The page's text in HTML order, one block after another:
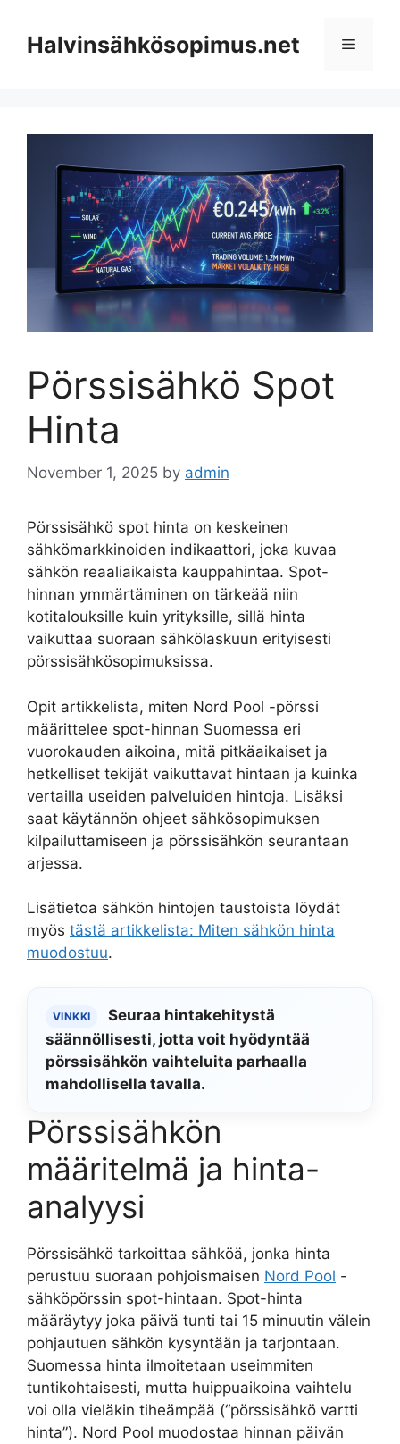
contentHalvinsähkösopimus.net Menu
Pörssisähkö Spot
Hinta
November 1, 2025 by admin
Pörssisähkö spot hinta on keskeinen
sähkömarkkinoiden indikaattori, joka kuvaa
sähkön reaaliaikaista kauppahintaa. Spot-
hinnan ymmärtäminen on tärkeää niin
kotitalouksille kuin yrityksille, sillä hinta
vaikuttaa suoraan sähkölaskuun erityisesti
pörssisähkösopimuksissa.
Opit artikkelista, miten Nord Pool -pörssi
määrittelee spot-hinnan Suomessa eri
vuorokauden aikoina, mitä pitkäaikaiset ja
hetkelliset tekijät vaikuttavat hintaan ja kuinka
vertailla useiden palveluiden hintoja. Lisäksi
saat käytännön ohjeet sähkösopimuksen
kilpailuttamiseen ja pörssisähkön seurantaan
arjessa.
Lisätietoa sähkön hintojen taustoista löydät
myös tästä artikkelista: Miten sähkön hinta
muodostuu.
VINKKI
Seuraa hintakehitystä
säännöllisesti, jotta voit hyödyntää
pörssisähkön vaihteluita parhaalla
mahdollisella tavalla.
Pörssisähkön
määritelmä ja hinta-
analyysi
Pörssisähkö tarkoittaa sähköä, jonka hinta
perustuu suoraan pohjoismaisen Nord Pool -
sähköpörssin spot-hintaan. Spot-hinta
määräytyy joka päivä tunti tai 15 minuutin välein
pohjautuen sähkön kysyntään ja tarjontaan.
Suomessa hinta ilmoitetaan useimmiten
tuntikohtaisesti, mutta huippuaikoina vaihtelu
voi olla vieläkin tiheämpää (“pörssisähkö vartti
hinta”). Nord Pool muodostaa hinnan päivän